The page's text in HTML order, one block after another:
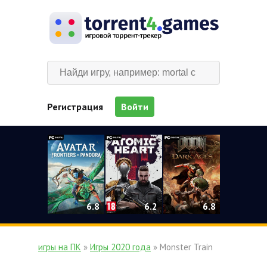
Регистрация Войти
6.8 6.2 6.8
игры на ПК » Игры 2020 года » Monster Train